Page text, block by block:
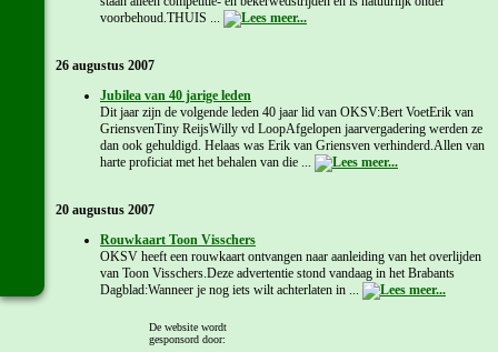
voorbehoud.THUIS ...
26 augustus 2007
Jubilea van 40 jarige leden
Dit jaar zijn de volgende leden 40 jaar lid van OKSV:Bert VoetErik van
GriensvenTiny ReijsWilly vd LoopAfgelopen jaarvergadering werden ze
dan ook gehuldigd. Helaas was Erik van Griensven verhinderd.Allen van
harte proficiat met het behalen van die ...
20 augustus 2007
Rouwkaart Toon Visschers
OKSV heeft een rouwkaart ontvangen naar aanleiding van het overlijden
van Toon Visschers.Deze advertentie stond vandaag in het Brabants
Dagblad:Wanneer je nog iets wilt achterlaten in ...
Wedstrijden aankomende periode bekend
Bijgewerkt tot en met: 29 augustus 2007 Voor de komende 9 dagen is het
De website wordt
gesponsord door: